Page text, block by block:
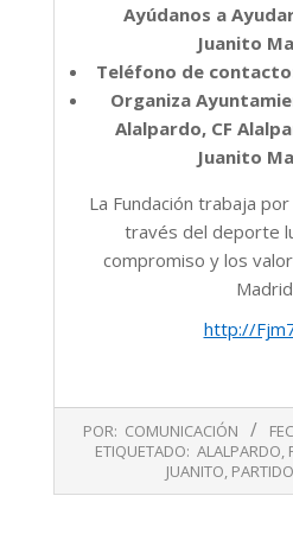
Ayúdanos a
Juanito
Teléfono de
Organiza
Alalpardo, CF
Juanito
La Fundación trabaja
través del deporte
compromiso y los
http://
POR: COMUNICACIÓN
ETIQUETADO: ALALPARDO,
JUANITO,